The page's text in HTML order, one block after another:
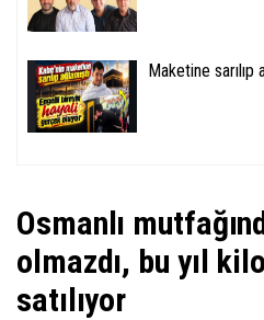
Maketine sarılıp
Osmanlı
olmazdı, bu yıl
satılıyor